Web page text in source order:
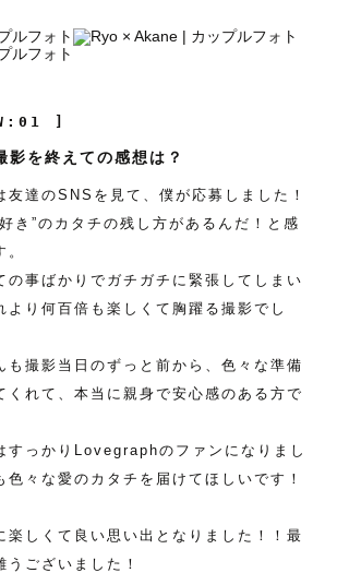
]
を終えての感想は？
友達のSNSを見て、僕が応募しました！
き”のカタチの残し方があるんだ！と感
の事ばかりでガチガチに緊張してしまい
より何百倍も楽しくて胸躍る撮影でし
も撮影当日のずっと前から、色々な準備
くれて、本当に親身で安心感のある方で
すっかりLovegraphのファンになりまし
色々な愛のカタチを届けてほしいです！
楽しくて良い思い出となりました！！最
うございました！